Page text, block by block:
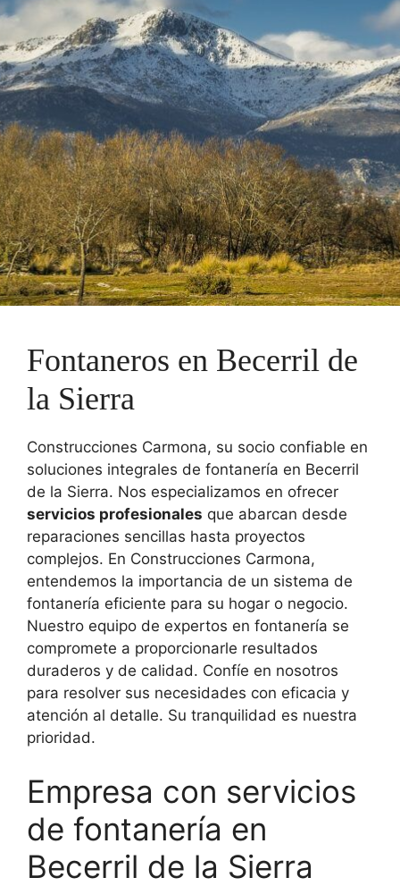
Fontaneros en Becerril de
la Sierra
Construcciones Carmona, su socio confiable en
soluciones integrales de fontanería en Becerril
de la Sierra. Nos especializamos en ofrecer
servicios profesionales que abarcan desde
reparaciones sencillas hasta proyectos
complejos. En Construcciones Carmona,
entendemos la importancia de un sistema de
fontanería eficiente para su hogar o negocio.
Nuestro equipo de expertos en fontanería se
compromete a proporcionarle resultados
duraderos y de calidad. Confíe en nosotros
para resolver sus necesidades con eficacia y
atención al detalle. Su tranquilidad es nuestra
prioridad.
Empresa con servicios
de fontanería en
Becerril de la Sierra